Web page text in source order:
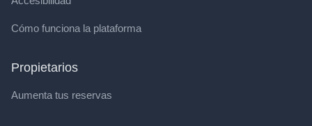
Cómo funciona la plataforma
Propietarios
Aumenta tus reservas